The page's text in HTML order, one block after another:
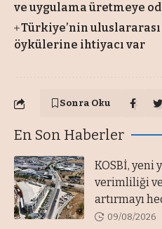
ve uygulama üretmeye
Türkiye’nin
öykülerine ihtiyacı var
Sonra Oku
En Son Haberler
KOSBİ, yeni
verimliliği
artırmayı
09/08/2026